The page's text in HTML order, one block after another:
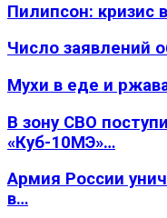
Пилипсон: кризис
Число заявлений
Мухи в еде и
В зону СВО
«Куб-10МЭ»…
Армия России
в…